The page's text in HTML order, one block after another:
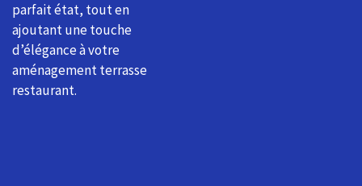
parfait état, tout en
ajoutant une touche
d’élégance à votre
aménagement terrasse
restaurant.